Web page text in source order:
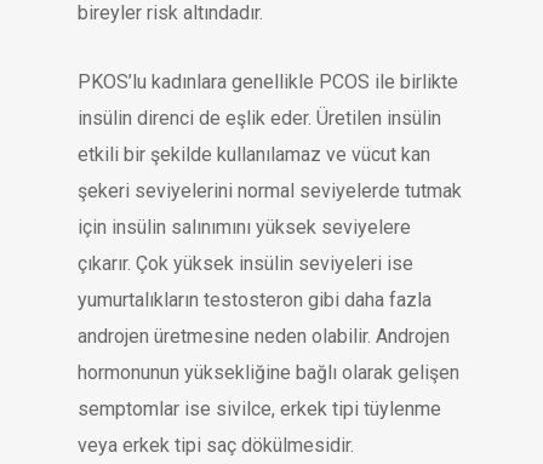
bireyler risk altındadır.
PKOS’lu kadınlara genellikle PCOS ile birlikte
insülin direnci de eşlik eder. Üretilen insülin
etkili bir şekilde kullanılamaz ve vücut kan
şekeri seviyelerini normal seviyelerde tutmak
için insülin salınımını yüksek seviyelere
çıkarır. Çok yüksek insülin seviyeleri ise
yumurtalıkların testosteron gibi daha fazla
androjen üretmesine neden olabilir. Androjen
hormonunun yüksekliğine bağlı olarak gelişen
semptomlar ise sivilce, erkek tipi tüylenme
veya erkek tipi saç dökülmesidir.